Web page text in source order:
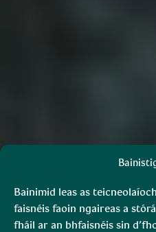
Bainimid leas as
faisnéis faoin ngaireas a
fháil ar an bhfaisnéis sin